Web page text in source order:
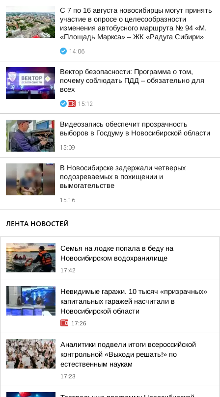
С 7 по 16 августа новосибирцы могут принять
участие в опросе о целесообразности
изменения автобусного маршрута № 94 «М.
«Площадь Маркса» – ЖК «Радуга Сибири»
14:06
Вектор безопасности: Программа о том,
почему соблюдать ПДД – обязательно для
всех
15:12
Видеозапись обеспечит прозрачность
выборов в Госдуму в Новосибирской области
15:09
В Новосибирске задержали четверых
подозреваемых в похищении и
вымогательстве
15:16
ЛЕНТА НОВОСТЕЙ
Семья на лодке попала в беду на
Новосибирском водохранилище
17:42
Невидимые гаражи. 10 тысяч «призрачных»
капитальных гаражей насчитали в
Новосибирской области
17:26
Аналитики подвели итоги всероссийской
контрольной «Выходи решать!» по
естественным наукам
17:23